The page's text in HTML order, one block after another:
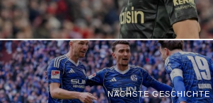
NÄCHSTE GESCHICHTE